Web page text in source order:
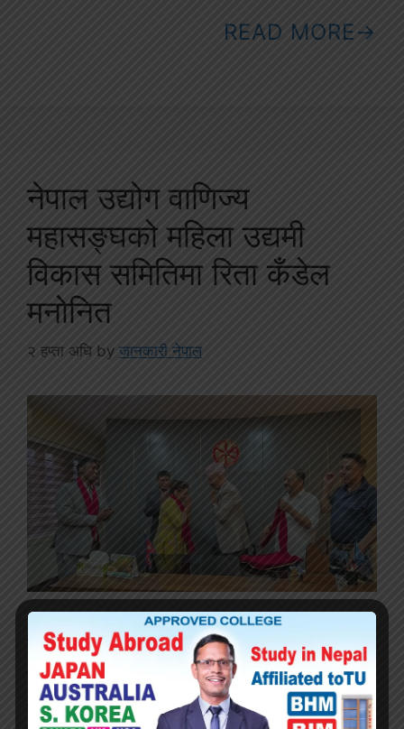
READ MORE
नेपाल उद्योग वाणिज्य
महासङ्घको महिला उद्यमी
विकास समितिमा रिता कँडेल
मनोनित
२ हप्ता अघि by जानकारी नेपाल
बारा । जीतपुरसिमरा नगर उद्योग वाणिज्य
सङ्घकी सचिव रिता कँडेल नेपाल उद्योग
वाणिज्य महासङ्घ (एफएनसीसीआई) को महिला